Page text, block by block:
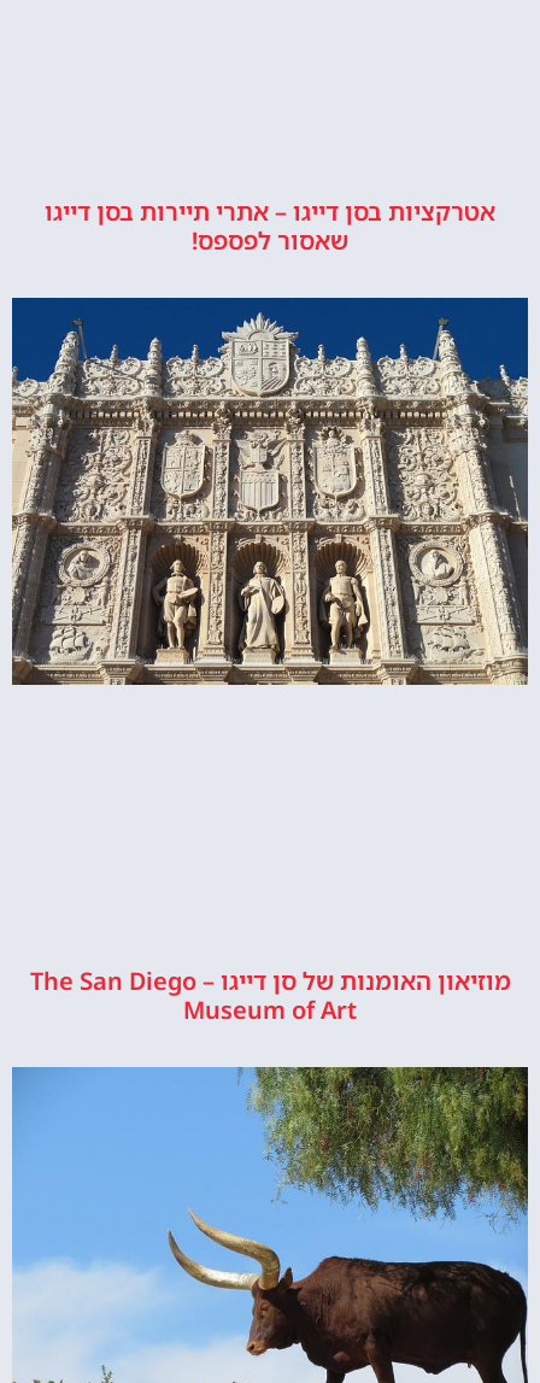
אטרקציות בסן דייגו – אתרי תיירות בסן דייגו
שאסור לפספס!
מוזיאון האומנות של סן דייגו – The San Diego
Museum of Art